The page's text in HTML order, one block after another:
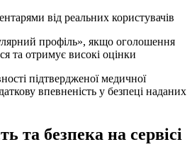
від реальних користувачів
профіль», якщо оголошення
та отримує високі оцінки
підтвердженої медичної
впевненість у безпеці наданих
та безпека на сервісі